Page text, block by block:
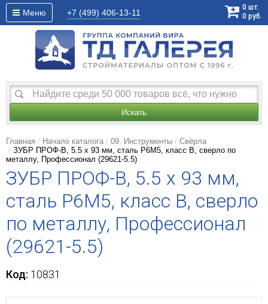
Меню +7 (499) 406-13-11
0 шт.
0 руб.
Искать
Главная Начало каталога 09. Инструменты
Свёрла
ЗУБР ПРОФ-В, 5.5 х 93 мм, сталь Р6М5, класс В, сверло по
металлу, Профессионал (29621-5.5)
ЗУБР ПРОФ-В, 5.5 х 93 мм,
сталь Р6М5, класс В, сверло
по металлу, Профессионал
(29621-5.5)
Код: 10831